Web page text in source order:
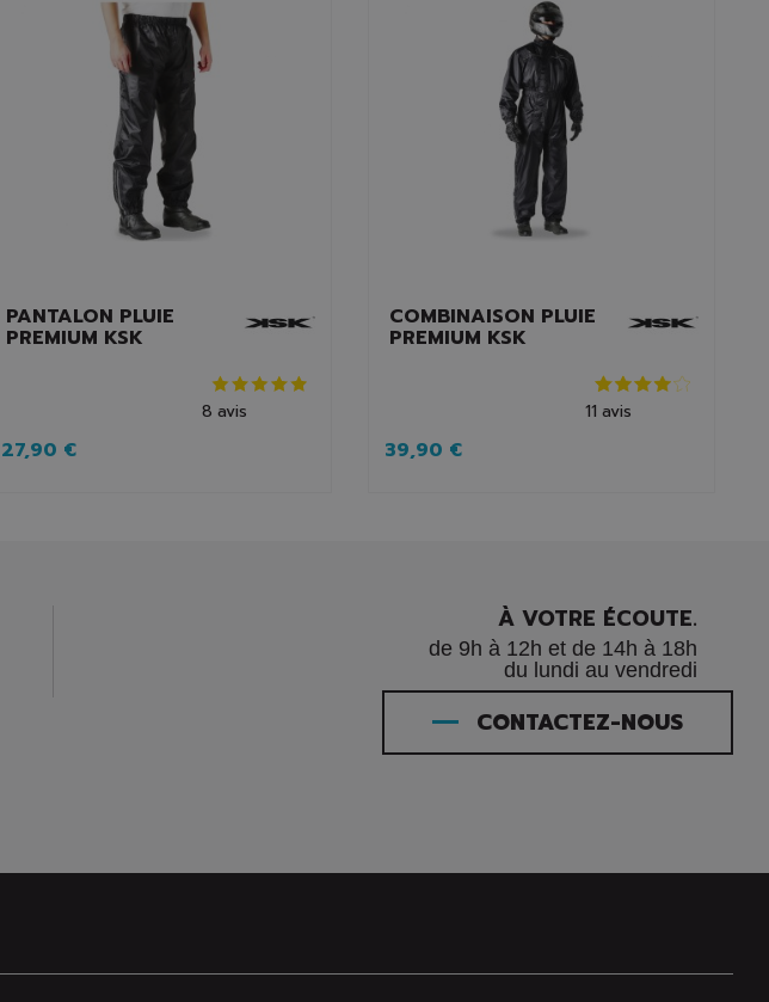
PANTALON PLUIE
PREMIUM KSK
8 avis
27,90 €
COMBINAISON PLUIE
PREMIUM KSK
11 avis
39,90 €
À VOTRE ÉCOUTE.
de 9h à 12h et de 14h à 18h
du lundi au vendredi
CONTACTEZ-NOUS